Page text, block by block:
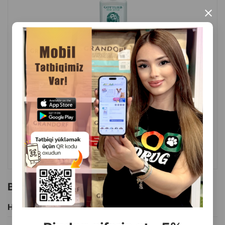
×
Çəki Qiymət
Almaq
1 ədəd
9.00
ALMAQ
Bu brendin başqa məhsulları
Hamısını Gör